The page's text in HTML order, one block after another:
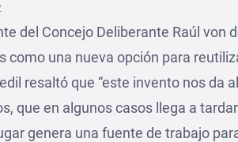
del Concejo Deliberante Raúl von
como una nueva opción para
resaltó que “este invento nos da
que en algunos casos llega a
genera una fuente de trabajo